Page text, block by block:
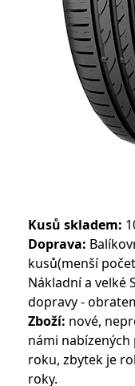
Kusů skladem:
Doprava:
kusů(menší
Nákladní a velké
dopravy -
Zboží: nové,
námi nabízených
roku, zbytek je
roky.